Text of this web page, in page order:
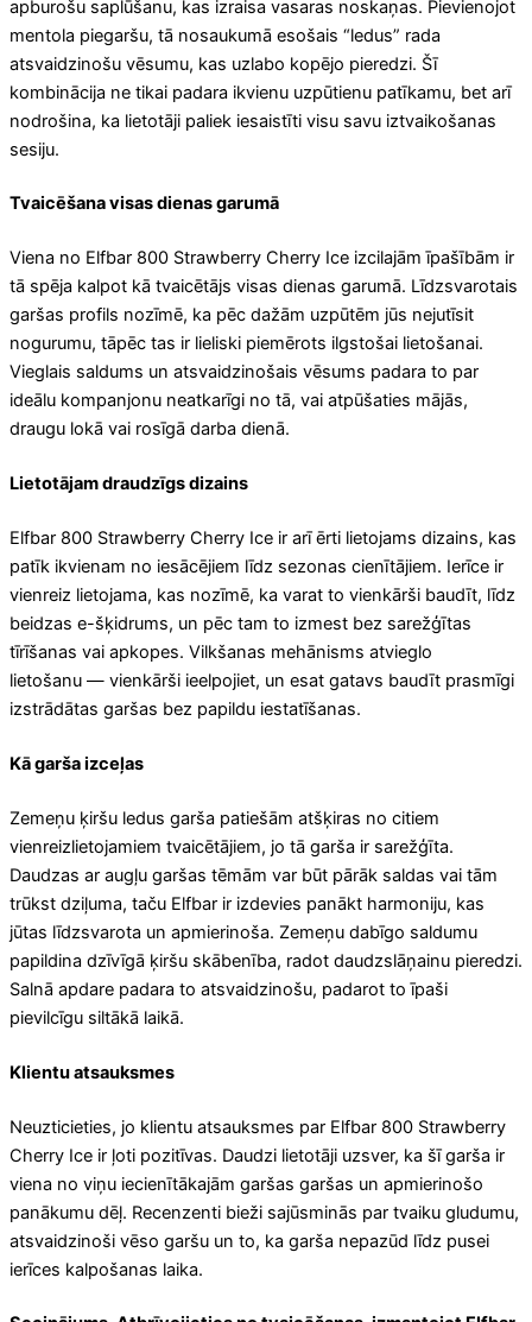
apburošu saplūšanu, kas izraisa vasaras noskaņas. Pievienojot
mentola piegaršu, tā nosaukumā esošais “ledus” rada
atsvaidzinošu vēsumu, kas uzlabo kopējo pieredzi. Šī
kombinācija ne tikai padara ikvienu uzpūtienu patīkamu, bet arī
nodrošina, ka lietotāji paliek iesaistīti visu savu iztvaikošanas
sesiju.
Tvaicēšana visas dienas garumā
Viena no Elfbar 800 Strawberry Cherry Ice izcilajām īpašībām ir
tā spēja kalpot kā tvaicētājs visas dienas garumā. Līdzsvarotais
garšas profils nozīmē, ka pēc dažām uzpūtēm jūs nejutīsit
nogurumu, tāpēc tas ir lieliski piemērots ilgstošai lietošanai.
Vieglais saldums un atsvaidzinošais vēsums padara to par
ideālu kompanjonu neatkarīgi no tā, vai atpūšaties mājās,
draugu lokā vai rosīgā darba dienā.
Lietotājam draudzīgs dizains
Elfbar 800 Strawberry Cherry Ice ir arī ērti lietojams dizains, kas
patīk ikvienam no iesācējiem līdz sezonas cienītājiem. Ierīce ir
vienreiz lietojama, kas nozīmē, ka varat to vienkārši baudīt, līdz
beidzas e-šķidrums, un pēc tam to izmest bez sarežģītas
tīrīšanas vai apkopes. Vilkšanas mehānisms atvieglo
lietošanu — vienkārši ieelpojiet, un esat gatavs baudīt prasmīgi
izstrādātas garšas bez papildu iestatīšanas.
Kā garša izceļas
Zemeņu ķiršu ledus garša patiešām atšķiras no citiem
vienreizlietojamiem tvaicētājiem, jo ​​tā garša ir sarežģīta.
Daudzas ar augļu garšas tēmām var būt pārāk saldas vai tām
trūkst dziļuma, taču Elfbar ir izdevies panākt harmoniju, kas
jūtas līdzsvarota un apmierinoša. Zemeņu dabīgo saldumu
papildina dzīvīgā ķiršu skābenība, radot daudzslāņainu pieredzi.
Salnā apdare padara to atsvaidzinošu, padarot to īpaši
pievilcīgu siltākā laikā.
Klientu atsauksmes
Neuzticieties, jo klientu atsauksmes par Elfbar 800 Strawberry
Cherry Ice ir ļoti pozitīvas. Daudzi lietotāji uzsver, ka šī garša ir
viena no viņu iecienītākajām garšas garšas un apmierinošo
panākumu dēļ. Recenzenti bieži sajūsminās par tvaiku gludumu,
atsvaidzinoši vēso garšu un to, ka garša nepazūd līdz pusei
ierīces kalpošanas laika.